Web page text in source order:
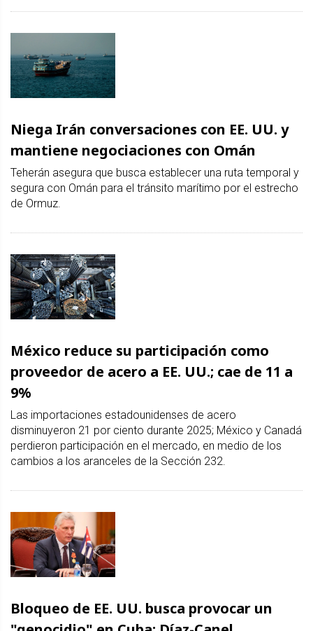
Niega Irán conversaciones con EE. UU. y
mantiene negociaciones con Omán
Teherán asegura que busca establecer una ruta temporal y
segura con Omán para el tránsito marítimo por el estrecho
de Ormuz.
México reduce su participación como
proveedor de acero a EE. UU.; cae de 11 a
9%
Las importaciones estadounidenses de acero
disminuyeron 21 por ciento durante 2025; México y Canadá
perdieron participación en el mercado, en medio de los
cambios a los aranceles de la Sección 232.
Bloqueo de EE. UU. busca provocar un